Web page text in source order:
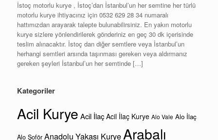
İstoç motorlu kurye , İstoç’dan İstanbul’un her semtine her türlü
motorlu kurye ihtiyacınız için 0532 629 28 34 numaralı
hattımızdan arayarak talepte bulunabilirsiniz. En yakın motorlu
kurye sizlere yönlendirilerek gönderiniz en geç 30 dk içerisinde
teslim alınacaktır. İstoç dan diğer semtlere veya İstanbul’un
herhangi semtleri arsında taşınması gereken veya aldırmanız
gereken şeyleri İstanbul’un her semtinde […]
Kategoriler
Acil Kurye Acil İlaç Acil İlaç Kurye Alo Vale Alo İlaç
Alo Şoför Anadolu Yakası Kurye Arabalı